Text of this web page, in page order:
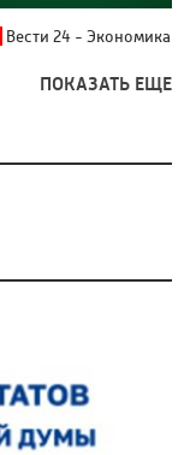
Вести 24 - Экономика
ПОКАЗАТЬ ЕЩЕ